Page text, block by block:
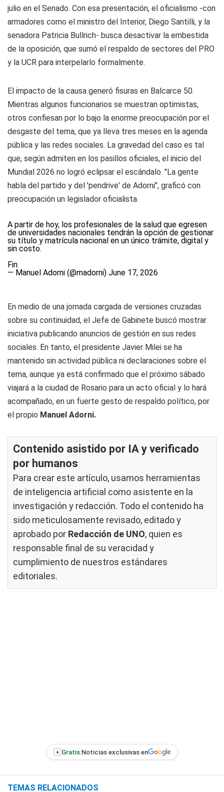
julio en el Senado. Con esa presentación, el oficialismo -con
armadores como el ministro del Interior, Diego Santilli, y la
senadora Patricia Bullrich- busca desactivar la embestida
de la oposición, que sumó el respaldo de sectores del PRO
y la UCR para interpelarlo formalmente.
El impacto de la causa generó fisuras en Balcarce 50.
Mientras algunos funcionarios se muestran optimistas,
otros confiesan por lo bajo la enorme preocupación por el
desgaste del tema, que ya lleva tres meses en la agenda
pública y las redes sociales. La gravedad del caso es tal
que, según admiten en los pasillos oficiales, el inicio del
Mundial 2026 no logró eclipsar el escándalo. "La gente
habla del partido y del 'pendrive' de Adorni", graficó con
preocupación un legislador oficialista.
A partir de hoy, los profesionales de la salud que egresen
de universidades nacionales tendrán la opción de gestionar
su título y matrícula nacional en un único trámite, digital y
sin costo.
Fin.
— Manuel Adorni (@madorni) June 17, 2026
En medio de una jornada cargada de versiones cruzadas
sobre su continuidad, el Jefe de Gabinete buscó mostrar
iniciativa publicando anuncios de gestión en sus redes
sociales. En tanto, el presidente Javier Milei se ha
mantenido sin actividad pública ni declaraciones sobre el
tema, aunque ya está confirmado que el próximo sábado
viajará a la ciudad de Rosario para un acto oficial y lo hará
acompañado, en un fuerte gesto de respaldo político, por
el propio Manuel Adorni.
Contenido asistido por IA y verificado
por humanos
Para crear este artículo, usamos herramientas
de inteligencia artificial como asistente en la
investigación y redacción. Todo el contenido ha
sido meticulosamente revisado, editado y
aprobado por Redacción de UNO, quien es
responsable final de su veracidad y
cumplimiento de nuestros estándares
editoriales.
+ Gratis:Noticias exclusivas en
TEMAS RELACIONADOS